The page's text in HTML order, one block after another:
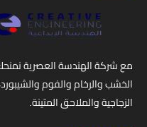
مع شركة الهندسة العصرية
الخشب والرخام والفوم
الزجاجية والملاحق المتينة.